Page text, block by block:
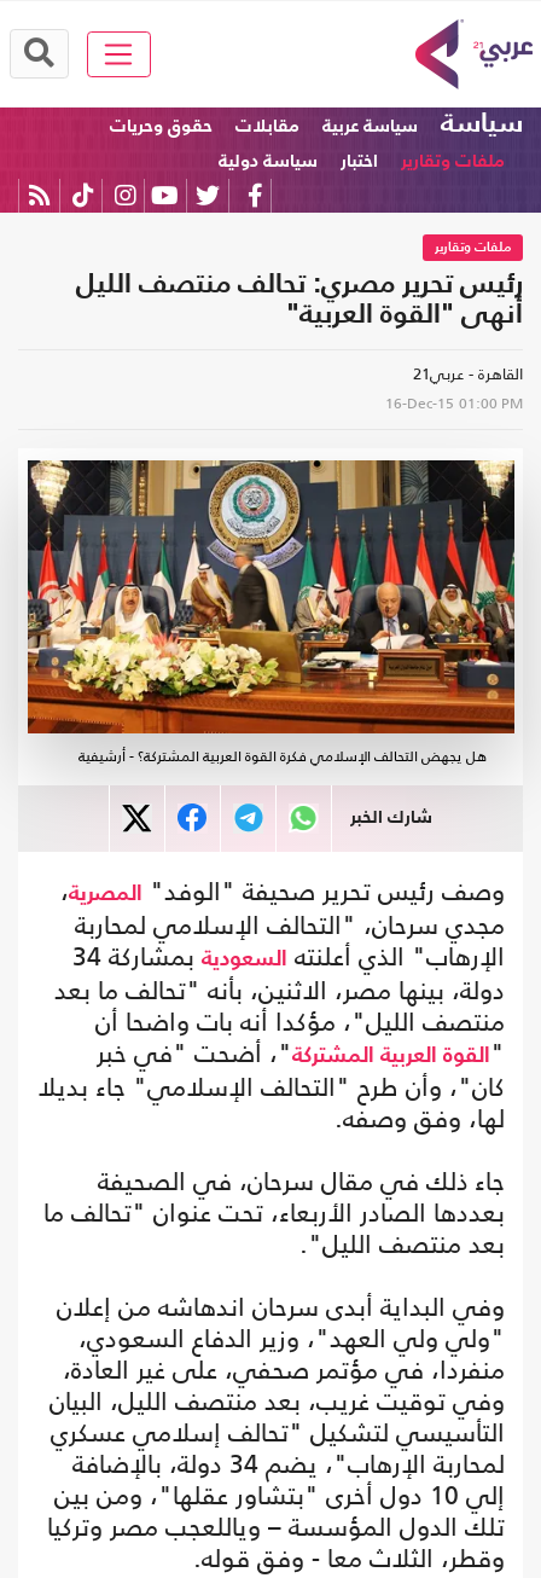
سياسة سياسة عربية مقابلات
حقوق وحريات
ملفات وتقارير
اختبار سياسة دولية
ملفات وتقارير
رئيس تحرير مصري: تحالف منتصف الليل
أنهى "القوة العربية"
القاهرة - عربي21
16-Dec-15 01:00 PM
هل يجهض التحالف الإسلامي فكرة القوة العربية المشتركة؟ - أرشيفية
شارك الخبر
وصف رئيس تحرير صحيفة "الوفد" المصرية،
مجدي سرحان، "التحالف الإسلامي لمحاربة
الإرهاب" الذي أعلنته السعودية
بمشاركة 34
دولة، بينها مصر، الاثنين، بأنه "تحالف ما بعد
منتصف الليل"، مؤكدا أنه بات واضحا أن
" القوة العربية المشتركة"، أضحت "في خبر
كان"، وأن طرح "التحالف الإسلامي" جاء بديلا
لها، وفق وصفه.
جاء ذلك في مقال سرحان، في الصحيفة
بعددها الصادر الأربعاء، تحت عنوان "تحالف ما
بعد منتصف الليل".
وفي البداية أبدى سرحان اندهاشه من إعلان
"ولي ولي العهد"، وزير الدفاع السعودي،
منفردا، في مؤتمر صحفي، على غير العادة،
وفي توقيت غريب، بعد منتصف الليل، البيان
التأسيسي لتشكيل "تحالف إسلامي عسكري
لمحاربة الإرهاب"، يضم 34 دولة، بالإضافة
إلي 10 دول أخرى "بتشاور عقلها"، ومن بين
تلك الدول المؤسسة – وياللعجب مصر وتركيا
وقطر، الثلاث معا - وفق قوله.